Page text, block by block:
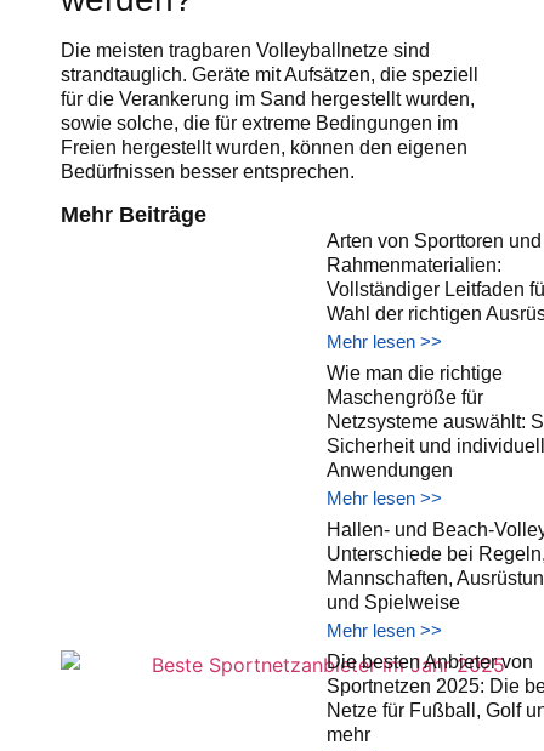
Die meisten tragbaren Volleyballnetze sind
strandtauglich. Geräte mit Aufsätzen, die speziell
für die Verankerung im Sand hergestellt wurden,
sowie solche, die für extreme Bedingungen im
Freien hergestellt wurden, können den eigenen
Bedürfnissen besser entsprechen.
Mehr Beiträge
Arten von Sporttoren und
Rahmenmaterialien:
Vollständiger Leitfaden
Wahl der richtigen
Mehr lesen >>
Wie man die richtige
Maschengröße für
Netzsysteme auswählt:
Sicherheit und
Anwendungen
Mehr lesen >>
Hallen- und Beach-
Unterschiede bei
Mannschaften,
und Spielweise
Mehr lesen >>
Die besten Anbieter von
Sportnetzen 2025: Die
Netze für Fußball, Golf
mehr